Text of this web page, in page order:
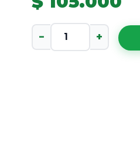
Vitamina
1000Iu
− +